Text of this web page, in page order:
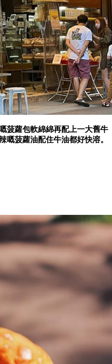
菠蘿包軟綿綿再配上一大舊牛
嘅菠蘿油配住牛油都好快溶。